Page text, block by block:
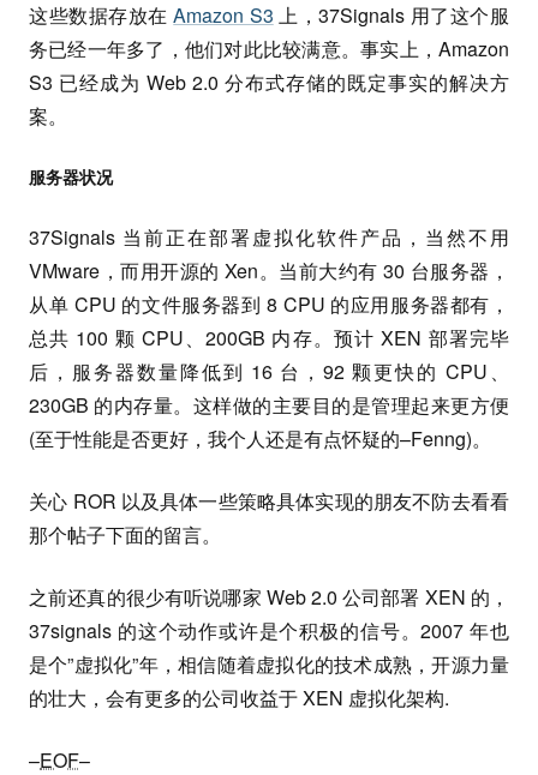
这些数据存放在Amazon S3 上，37Signals 用了这个服
务已经一年多了，他们对此比较满意。事实上，Amazon
S3 已经成为 Web 2.0 分布式存储的既定事实的解决方
案。
服务器状况
37Signals 当前正在部署虚拟化软件产品，当然不用
VMware，而用开源的 Xen。当前大约有 30 台服务器，
从单 CPU 的文件服务器到 8 CPU 的应用服务器都有，
总共 100 颗 CPU、200GB 内存。预计 XEN 部署完毕
后，服务器数量降低到 16 台，92 颗更快的 CPU、
230GB 的内存量。这样做的主要目的是管理起来更方便
(至于性能是否更好，我个人还是有点怀疑的–Fenng)。
关心 ROR 以及具体一些策略具体实现的朋友不防去看看
那个帖子下面的留言。
之前还真的很少有听说哪家 Web 2.0 公司部署 XEN 的，
37signals 的这个动作或许是个积极的信号。2007 年也
是个”虚拟化”年，相信随着虚拟化的技术成熟，开源力量
的壮大，会有更多的公司收益于 XEN 虚拟化架构.
–EOF–